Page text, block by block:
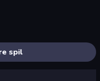
spil